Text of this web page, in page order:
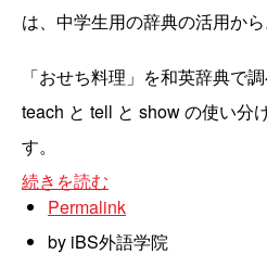
は、中学生用の辞典の活用から
「おせち料理」を和英辞典で調
teach と tell と show の使い分
す。
続きを読む
Permalink
by iBS外語学院